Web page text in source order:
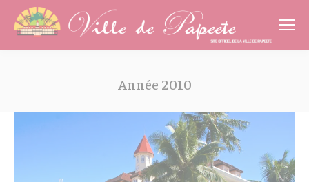
Année 2010
Cookies management panel